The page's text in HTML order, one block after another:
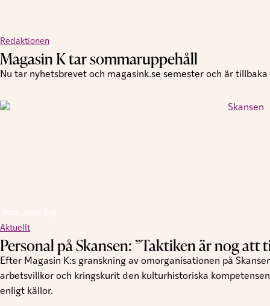
Redaktionen
Magasin K tar sommaruppehåll
Nu tar nyhetsbrevet och magasink.se semester och är
Aktuellt
Personal på Skansen: ”Taktiken är nog att
Efter Magasin K:s granskning av omorganisationen på
arbetsvillkor och kringskurit den kulturhistoriska
enligt källor.